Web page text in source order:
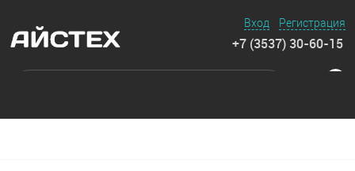
Вход Регистрация
+7 (3537) 30-60-15